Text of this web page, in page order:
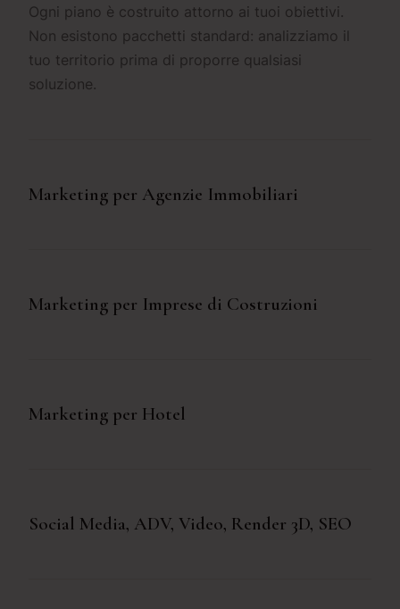
Ogni piano è costruito attorno ai tuoi obiettivi.
Non esistono pacchetti standard: analizziamo il
tuo territorio prima di proporre qualsiasi
soluzione.
Marketing per Agenzie Immobiliari
Marketing per Imprese di Costruzioni
Marketing per Hotel
Social Media, ADV, Video, Render 3D, SEO